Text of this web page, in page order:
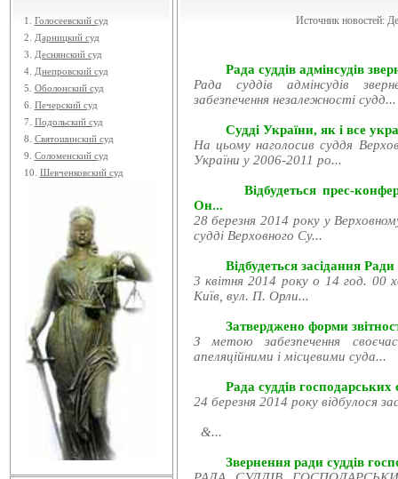
1. Голосеевский суд
2.
Дарницкий суд
3.
Деснянский суд
4. Днепровский суд
5. Оболонский суд
6. Печерский суд
7. Подольский суд
8. Святошинский суд
9. Соломенский суд
10. Шевченковский суд
Источник новостей:
Рада суддів адмінсудів
Рада суддів адмінсудів
забезпечення незалежності судд...
Судді України, як і все
На цьому наголосив суддя
України у 2006-2011 ро...
Відбудеться прес-
Он...
28 березня 2014 року у
судді Верховного Су...
Відбудеться засідання
3 квітня 2014 року о 14 год. 00
Київ, вул. П. Орли...
Затверджено форми
З метою забезпечення
апеляційними і місцевими суда...
Рада суддів господарських
24 березня 2014 року відбулося
&...
Звернення ради суддів